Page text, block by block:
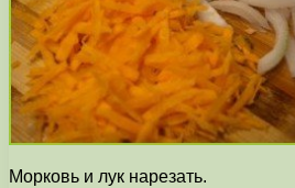
Морковь и лук нарезать.